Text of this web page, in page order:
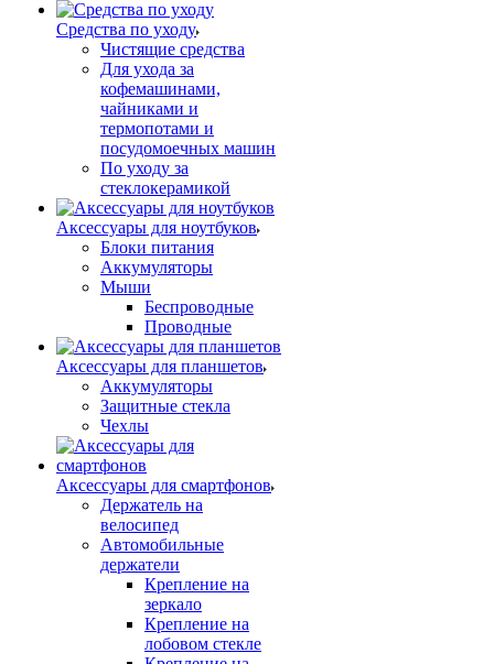
Средства по уходу
Чистящие средства
Для ухода за
кофемашинами,
чайниками и
термопотами и
посудомоечных машин
По уходу за
стеклокерамикой
Аксессуары для ноутбуков
Блоки питания
Аккумуляторы
Мыши
Беспроводные
Проводные
Аксессуары для планшетов
Аккумуляторы
Защитные стекла
Чехлы
Аксессуары для смартфонов
Держатель на
велосипед
Автомобильные
держатели
Крепление на
зеркало
Крепление на
лобовом стекле